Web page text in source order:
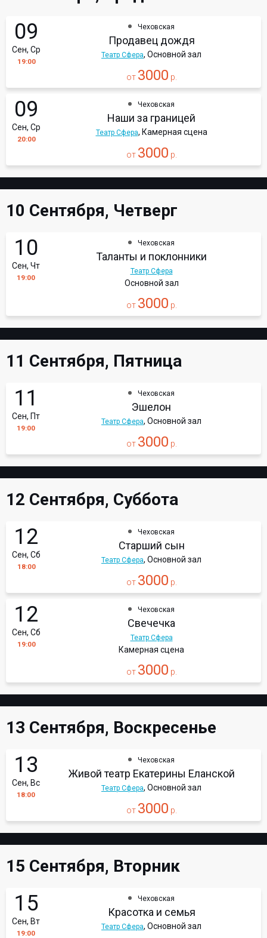
09
Сен, Ср
19:00
Чеховская
Продавец дождя
Театр Сфера, Основной зал
от 3000 р.
09
Сен, Ср
20:00
Чеховская
Наши за границей
Театр Сфера, Камерная сцена
от 3000 р.
10 Сентября, Четверг
10
Сен, Чт
19:00
Чеховская
Таланты и поклонники
Театр Сфера
Основной зал
от 3000 р.
11 Сентября, Пятница
11
Сен, Пт
19:00
Чеховская
Эшелон
Театр Сфера, Основной зал
от 3000 р.
12 Сентября, Суббота
12
Сен, Сб
18:00
Чеховская
Старший сын
Театр Сфера, Основной зал
от 3000 р.
12
Сен, Сб
19:00
Чеховская
Свечечка
Театр Сфера
Камерная сцена
от 3000 р.
13 Сентября, Воскресенье
13
Сен, Вс
18:00
Чеховская
Живой театр Екатерины Еланской
Театр Сфера, Основной зал
от 3000 р.
15 Сентября, Вторник
15
Сен, Вт
19:00
Чеховская
Красотка и семья
Театр Сфера, Основной зал